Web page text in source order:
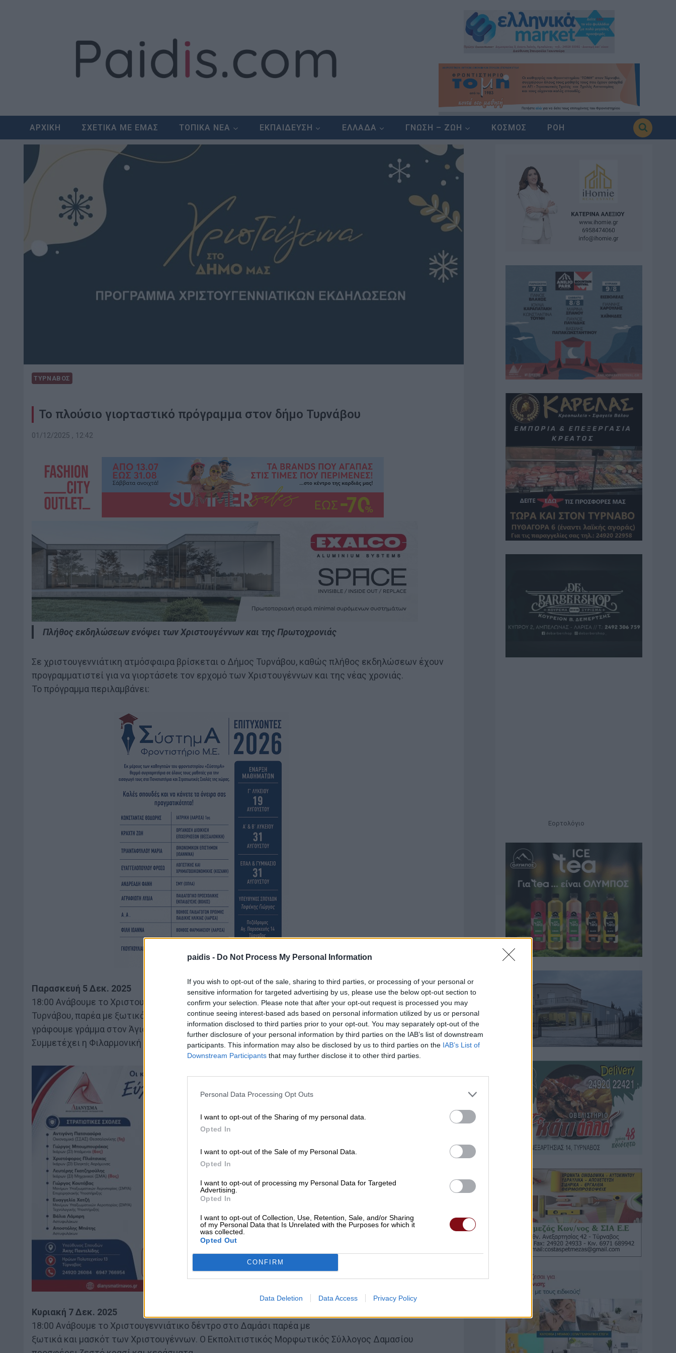
paidis - Do Not Process My Personal Information
If you wish to opt-out of the sale, sharing to third parties, or processing of your personal or
sensitive information for targeted advertising by us, please use the below opt-out section to
confirm your selection. Please note that after your opt-out request is processed you may
continue seeing interest-based ads based on personal information utilized by us or personal
information disclosed to third parties prior to your opt-out. You may separately opt-out of the
further disclosure of your personal information by third parties on the IAB’s list of downstream
participants. This information may also be disclosed by us to third parties on the IAB’s List of
Downstream Participants that may further disclose it to other third parties.
Personal Data Processing Opt Outs
I want to opt-out of the Sharing of my personal data.
Opted In
I want to opt-out of the Sale of my Personal Data.
Opted In
I want to opt-out of processing my Personal Data for Targeted
Advertising.
Opted In
I want to opt-out of Collection, Use, Retention, Sale, and/or Sharing
of my Personal Data that Is Unrelated with the Purposes for which it
was collected.
Opted Out
CONFIRM
Data Deletion Data Access Privacy Policy
ΑΡΧΙΚΗ ΣΧΕΤΙΚΑ ΜΕ ΕΜΑΣ ΤΟΠΙΚΑ ΝΕΑ ΕΚΠΑΙΔΕΥΣΗ ΕΛΛΑΔΑ ΓΝΩΣΗ – ΖΩΗ ΚΟΣΜΟΣ ΡΟΗ
ΤΥΡΝΑΒΟΣ
Το πλούσιο γιορταστικό πρόγραμμα στον δήμο Τυρνάβου
01/12/2025 , 12:42
Πλήθος εκδηλώσεων ενόψει των Χριστουγέννων και της Πρωτοχρονιάς
Σε χριστουγεννιάτικη ατμόσφαιρα βρίσκεται ο Δήμος Τυρνάβου, καθώς πλήθος εκδηλώσεων έχουν
προγραμματιστεί για να γιορτάσetε τον ερχομό των Χριστουγέννων και της νέας χρονιάς.
Το πρόγραμμα περιλαμβάνει:
Παρασκευή 5 Δεκ. 2025
18:00 Ανάβουμε το Χριστουγεννιάτικο δένδρο στην Κεντρική Πλατεία
Τυρνάβου, παρέα με ξωτικά και μασκότ των Χριστουγέννων, και
γράφουμε γράμμα στον Άγιο Βασίλη
Συμμετέχει η Φιλαρμονική Δήμου Τυρνάβου στα desks o DJ Dadia
Κυριακή 7 Δεκ. 2025
18:00 Ανάβουμε το Χριστουγεννιάτικο δέντρο στο Δαμάσι παρέα με
ξωτικά και μασκότ των Χριστουγέννων. Ο Εκπολιτιστικός Μορφωτικός Σύλλογος Δαμασίου
Εορτολόγιο